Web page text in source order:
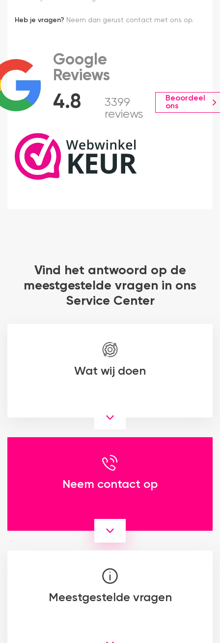
Heb je vragen? Neem dan gerust contact met ons op.
4.8
Google
Reviews
3399
reviews
Beoordeel
ons
Vind het antwoord op de
meestgestelde vragen in ons
Service Center
Wat wij doen
Neem contact op
Meestgestelde vragen